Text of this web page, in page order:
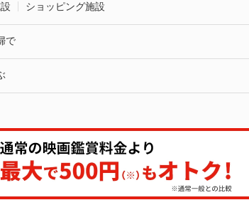
ショッピング施設
で